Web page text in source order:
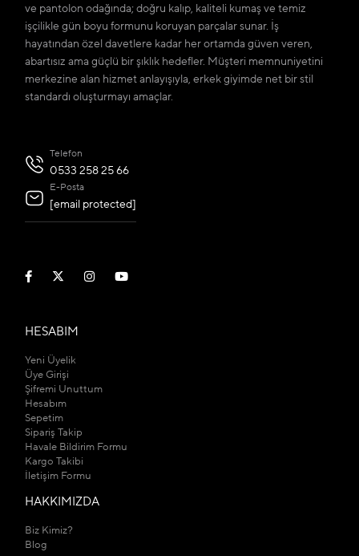
ve pantolon odağında; doğru kalıp, kaliteli kumaş ve temiz
işçilikle gün boyu formunu koruyan parçalar sunar. İş
hayatından özel davetlere kadar her ortamda güven veren,
abartısız ama güçlü bir şıklık hedefler. Müşteri memnuniyetini
merkezine alan hizmet anlayışıyla, erkek giyimde net bir stil
standardı oluşturmayı amaçlar.
Telefon
0533 258 25 66
E-Posta
[email protected]
HESABIM
Yeni Üyelik
Üye Girişi
Şifremi Unuttum
Hesabım
Sepetim
Sipariş Takip
Havale Bildirim Formu
Kargo Takibi
İletişim Formu
HAKKIMIZDA
Biz Kimiz?
Blog